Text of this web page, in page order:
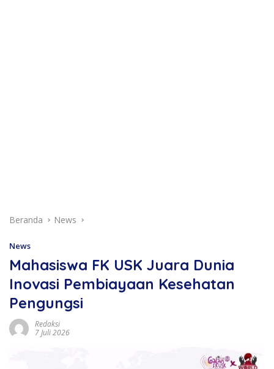
Beranda News
News
Mahasiswa FK USK Juara Dunia
Inovasi Pembiayaan Kesehatan
Pengungsi
Redaksi
7 Juli 2026